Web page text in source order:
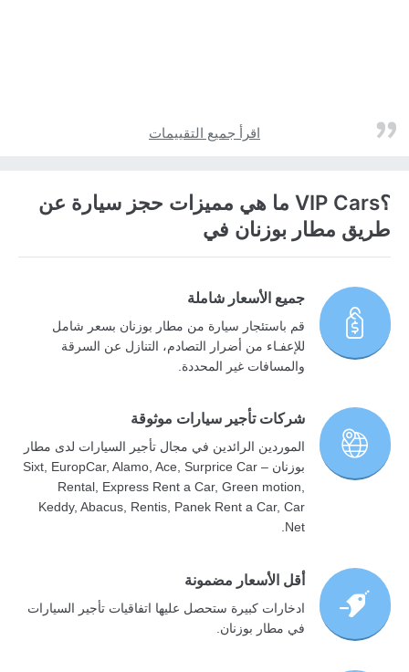
اقرأ جميع التقييمات
؟VIP Cars ما هي مميزات حجز سيارة عن
طريق مطار بوزنان في
جميع الأسعار شاملة
قم باستئجار سيارة من مطار بوزنان بسعر شامل
للإعفـاء من أضرار التصادم، التنازل عن السرقة
والمسافات غير المحددة.
شركات تأجير سيارات موثوقة
الموردين الرائدين في مجال تأجير السيارات لدى مطار
بوزنان – Sixt, EuropCar, Alamo, Ace, Surprice Car
Rental, Express Rent a Car, Green motion,
Keddy, Abacus, Rentis, Panek Rent a Car, Car
Net.
أقل الأسعار مضمونة
ادخارات كبيرة ستحصل عليها اتفاقيات تأجير السيارات
في مطار بوزنان.